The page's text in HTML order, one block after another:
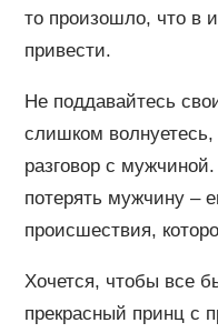
то произошло, что в
привести.
Не поддавайтесь
слишком
разговор с
потерять мужчину –
происшествия,
Хочется, чтобы все
прекрасный принц с